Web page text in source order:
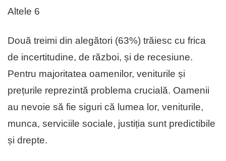
Altele 6
Două treimi din alegători (63%) trăiesc cu frica
de incertitudine, de război, și de recesiune.
Pentru majoritatea oamenilor, veniturile și
prețurile reprezintă problema crucială. Oamenii
au nevoie să fie siguri că lumea lor, veniturile,
munca, serviciile sociale, justiția sunt predictibile
și drepte.